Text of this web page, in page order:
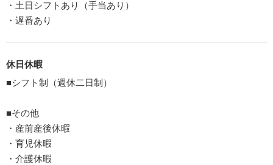
・土日シフトあり（手当あり）
・遅番あり
休日休暇
■シフト制（週休二日制）
■その他
・産前産後休暇
・育児休暇
・介護休暇